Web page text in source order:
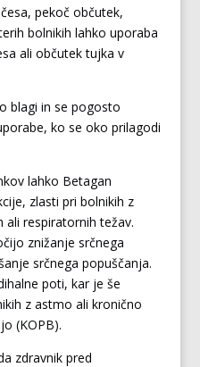
pekoč občutek,
bolnikih lahko uporaba
ali občutek tujka v
blagi in se pogosto
ko se oko prilagodi
lahko Betagan
zlasti pri bolnikih z
ali respiratornih težav.
znižanje srčnega
srčnega popuščanja.
poti, kar je še
z astmo ali kronično
(KOPB).
zdravnik pred